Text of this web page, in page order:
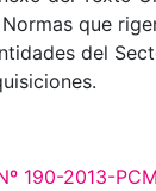
que
del
190-2013-PCM